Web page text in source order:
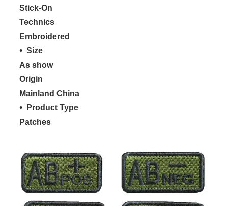
Stick-On
Technics
Embroidered
Size
As show
Origin
Mainland China
Product Type
Patches